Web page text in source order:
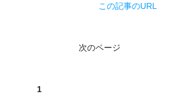
この記事のURL
次のページ
1